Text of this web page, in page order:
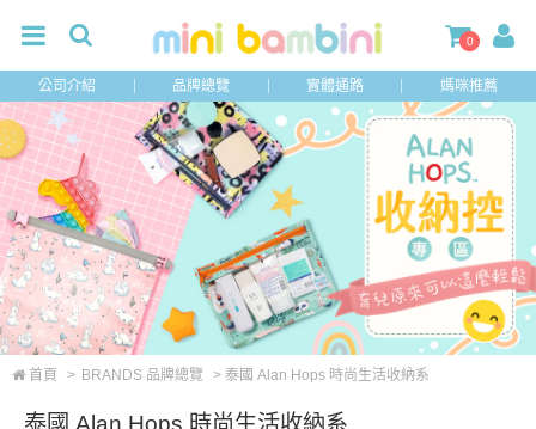
0
公司介紹 品牌總覽 實體通路 媽咪推薦
首頁 > BRANDS 品牌總覽 > 泰國 Alan Hops 時尚生活收納系
泰國 Alan Hops 時尚生活收納系